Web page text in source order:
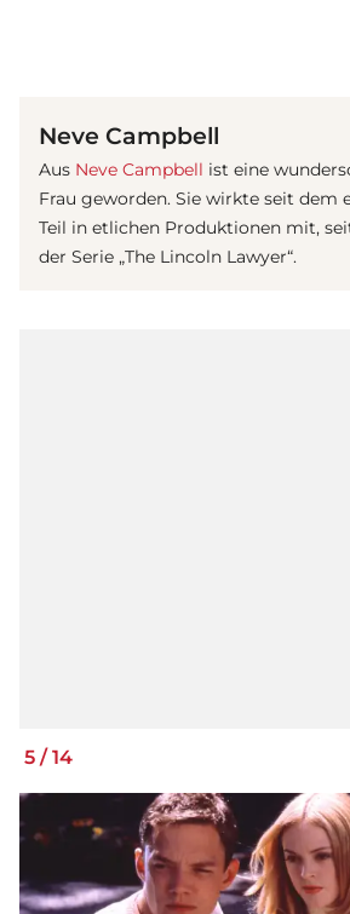
Neve Campbell
Aus Neve Campbell ist eine
Frau geworden. Sie wirkte seit dem
Teil in etlichen Produktionen mit,
der Serie „The Lincoln Lawyer“.
5 / 14